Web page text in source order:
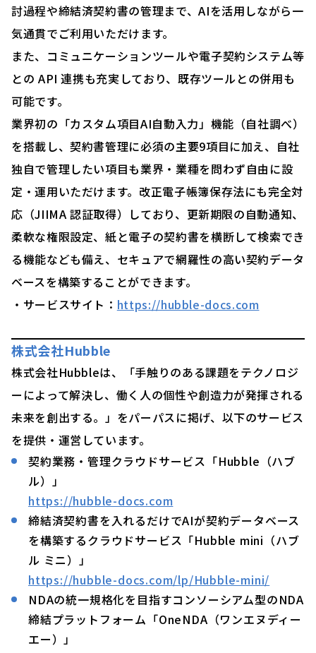
討過程や締結済契約書の管理まで、AIを活用しながら一
気通貫でご利用いただけます。
また、コミュニケーションツールや電子契約システム等
との API 連携も充実しており、既存ツールとの併用も
可能です。
業界初の「カスタム項目AI自動入力」機能（自社調べ）
を搭載し、契約書管理に必須の主要9項目に加え、自社
独自で管理したい項目も業界・業種を問わず自由に設
定・運用いただけます。改正電子帳簿保存法にも完全対
応（JIIMA 認証取得）しており、更新期限の自動通知、
柔軟な権限設定、紙と電子の契約書を横断して検索でき
る機能なども備え、セキュアで網羅性の高い契約データ
ベースを構築することができます。
・サービスサイト： https://hubble-docs.com
株式会社Hubble
株式会社Hubbleは、「手触りのある課題をテクノロジ
ーによって解決し、働く人の個性や創造力が発揮される
未来を創出する。」をパーパスに掲げ、以下のサービス
を提供・運営しています。
契約業務・管理クラウドサービス「Hubble（ハブ
ル）」
https://hubble-docs.com
締結済契約書を入れるだけでAIが契約データベース
を構築するクラウドサービス「Hubble mini（ハブ
ル ミニ）」
https://hubble-docs.com/lp/Hubble-mini/
NDAの統一規格化を目指すコンソーシアム型のNDA
締結プラットフォーム「OneNDA（ワンエヌディー
エー）」